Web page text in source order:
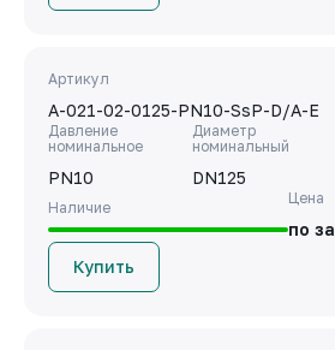
Артикул
A-021-02-0125-PN10-SsP-D/A-E
Давление
номинальное
PN10
Диаметр
номинальный
DN125
Наличие
Цена
по
Купить